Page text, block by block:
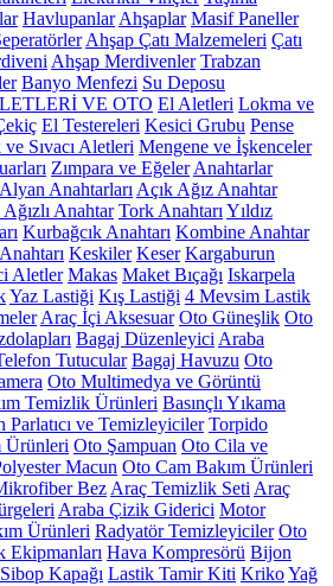
Havlupanlar Ahşaplar Masif Paneller
Ahşap Çatı Malzemeleri Çatı
Ahşap Merdivenler Trabzan
Banyo Menfezi Su Deposu
VE OTO El Aletleri Lokma ve
El Testereleri Kesici Grubu Pense
Sıvacı Aletleri Mengene ve İşkenceler
Zımpara ve Eğeler Anahtarlar
Alyan Anahtarları Açık Ağız Anahtar
Anahtar Tork Anahtarı Yıldız
Kurbağcık Anahtarı Kombine Anahtar
Keskiler Keser Kargaburun
Aletler Makas Maket Bıçağı Iskarpela
Yaz Lastiği Kış Lastiği 4 Mevsim Lastik
Araç İçi Aksesuar Oto Güneşlik Oto
Bagaj Düzenleyici Araba
Tutucular Bagaj Havuzu Oto
Oto Multimedya ve Görüntü
Temizlik Ürünleri Basınçlı Yıkama
Parlatıcı ve Temizleyiciler Torpido
Ürünleri Oto Şampuan Oto Cila ve
Macun Oto Cam Bakım Ürünleri
Bez Araç Temizlik Seti Araç
Araba Çizik Giderici Motor
Ürünleri Radyatör Temizleyiciler Oto
Ekipmanları Hava Kompresörü Bijon
Kapağı Lastik Tamir Kiti KrikoYağ